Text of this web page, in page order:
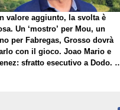
valore aggiunto, la svolta è
Un ‘mostro’ per Mou, un
per Fabregas, Grosso dovrà
con il gioco. Joao Mario e
sfratto esecutivo a Dodo. E